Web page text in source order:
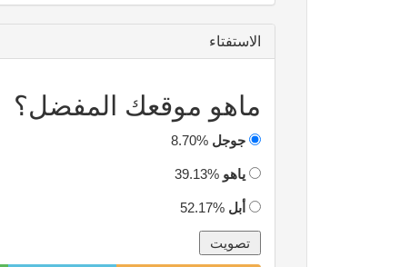
الاستفتاء
ماهو موقعك المفضل؟
جوجل 8.70%
ياهو 39.13%
أبل 52.17%